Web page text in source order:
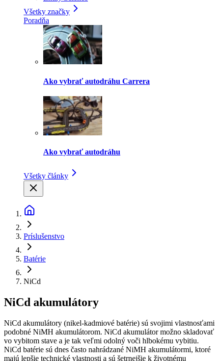
Všetky značky
Poradňa
Ako vybrať autodráhu Carrera
Ako vybrať autodráhu
Všetky články
Príslušenstvo
Batérie
NiCd
NiCd akumulátory
NiCd akumulátory (nikel-kadmiové batérie) sú svojimi vlastnosťami
podobné NiMH akumulátorom. NiCd akumulátor možno skladovať
vo vybitom stave a je tak veľmi odolný voči hlbokému vybitiu.
NiCd batérie sú dnes často nahrádzané NiMH akumulátormi, ktoré
majú lepšie technické vlastnosti a sú šetrnejšie k životnému